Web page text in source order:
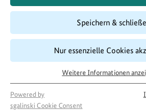
Speichern &
Nur essenzielle Cookies
Weitere Informationen
Powered by
sgalinski Cookie Consent
Website besuchen
07/2017
Förderung